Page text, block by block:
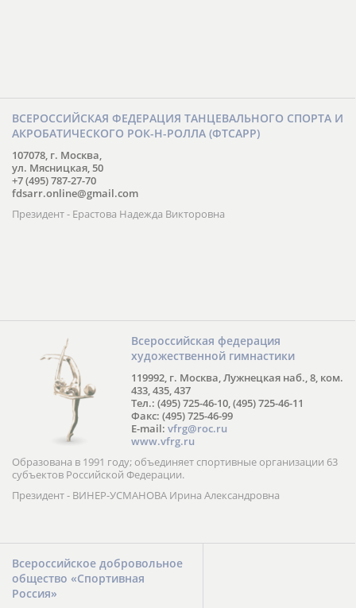
ВСЕРОССИЙСКАЯ ФЕДЕРАЦИЯ ТАНЦЕВАЛЬНОГО СПОРТА И
АКРОБАТИЧЕСКОГО РОК-Н-РОЛЛА (ФТСАРР)
107078, г. Москва,
ул. Мясницкая, 50
+7 (495) 787-27-70
fdsarr.online@gmail.com
Президент - Ерастова Надежда Викторовна
Всероссийская федерация
художественной гимнастики
119992, г. Москва, Лужнецкая наб., 8, ком.
433, 435, 437
Тел.: (495) 725-46-10, (495) 725-46-11
Факс: (495) 725-46-99
E-mail: vfrg@roc.ru
www.vfrg.ru
Образована в 1991 году; объединяет спортивные организации 63
субъектов Российской Федерации.
Президент - ВИНЕР-УСМАНОВА Ирина Александровна
Всероссийское добровольное
общество «Спортивная
Россия»